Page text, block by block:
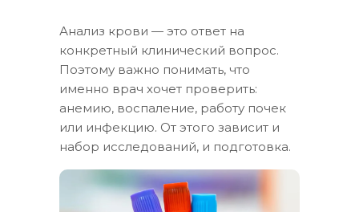
Анализ крови — это ответ на
конкретный клинический вопрос.
Поэтому важно понимать, что
именно врач хочет проверить:
анемию, воспаление, работу почек
или инфекцию. От этого зависит и
набор исследований, и подготовка.